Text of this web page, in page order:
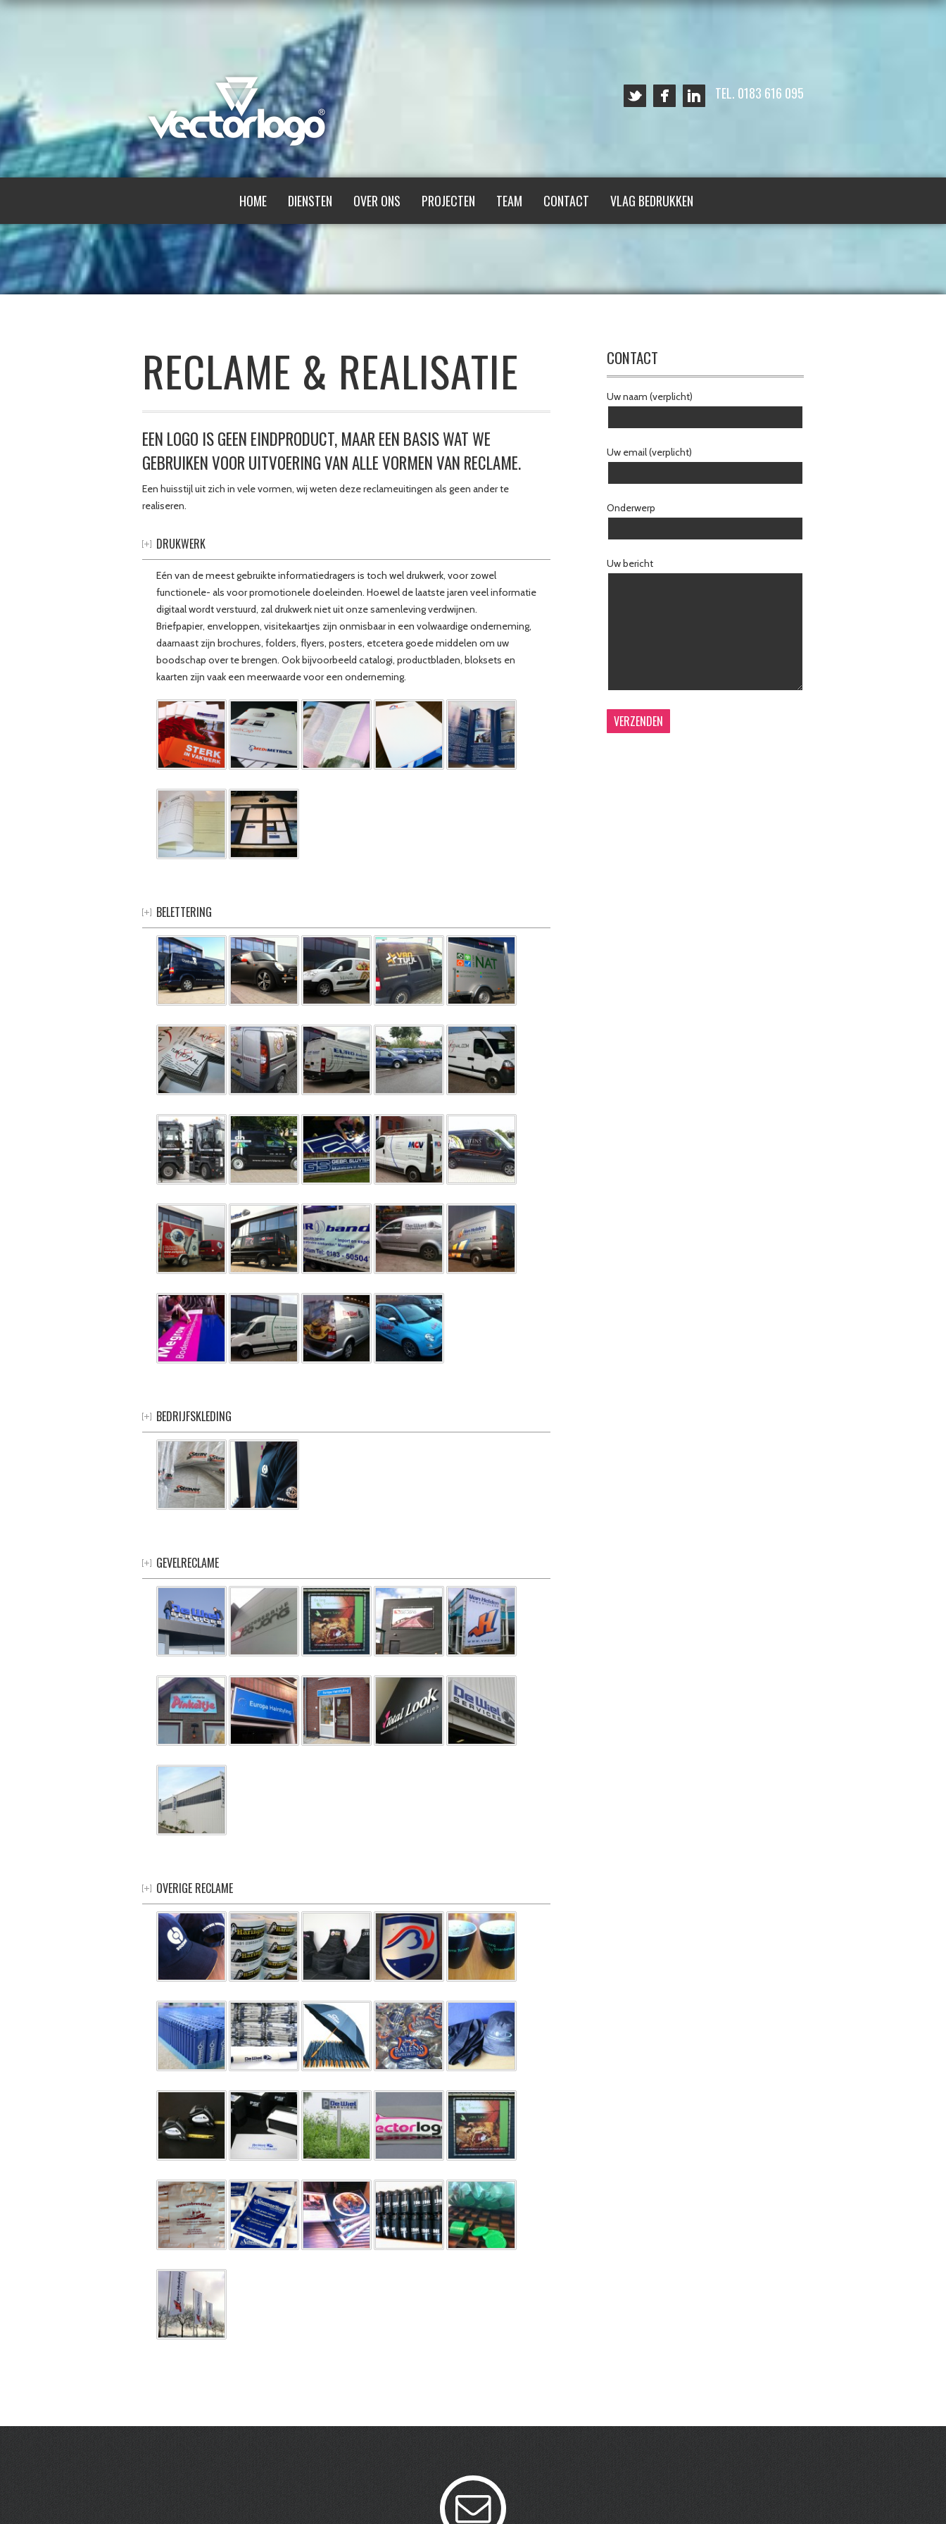
TEL. 0183 616 095
HOME DIENSTEN OVER ONS PROJECTEN TEAM CONTACT VLAG BEDRUKKEN
RECLAME & REALISATIE
EEN LOGO IS GEEN EINDPRODUCT, MAAR EEN BASIS WAT WE
GEBRUIKEN VOOR UITVOERING VAN ALLE VORMEN VAN RECLAME.
Een huisstijl uit zich in vele vormen, wij weten deze reclameuitingen als geen ander te
realiseren.
DRUKWERK
Eén van de meest gebruikte informatiedragers is toch wel drukwerk, voor zowel
functionele- als voor promotionele doeleinden. Hoewel de laatste jaren veel informatie
digitaal wordt verstuurd, zal drukwerk niet uit onze samenleving verdwijnen.
Briefpapier, enveloppen, visitekaartjes zijn onmisbaar in een volwaardige onderneming,
daarnaast zijn brochures, folders, flyers, posters, etcetera goede middelen om uw
boodschap over te brengen. Ook bijvoorbeeld catalogi, productbladen, bloksets en
kaarten zijn vaak een meerwaarde voor een onderneming.
BELETTERING
BEDRIJFSKLEDING
GEVELRECLAME
OVERIGE RECLAME
CONTACT
Uw naam (verplicht)
Uw email (verplicht)
Onderwerp
Uw bericht